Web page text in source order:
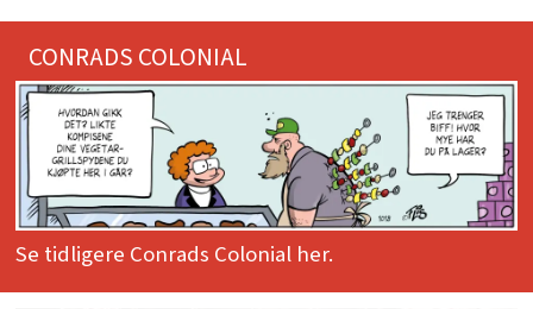
CONRADS COLONIAL
Se tidligere Conrads Colonial her.